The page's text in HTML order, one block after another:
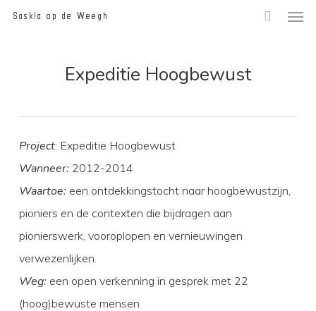
SkipSaskia op de Weegh
Expeditie Hoogbewust
Project: Expeditie Hoogbewust
Wanneer: 2012-2014
Waartoe: een ontdekkingstocht naar hoogbewustzijn,
pioniers en de contexten die bijdragen aan
pionierswerk, vooroplopen en vernieuwingen
verwezenlijken.
Weg: een open verkenning in gesprek met 22
(hoog)bewuste mensen